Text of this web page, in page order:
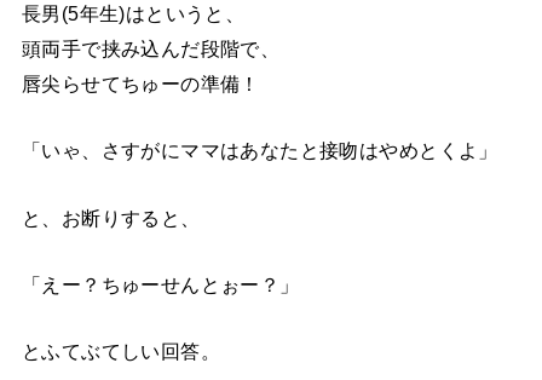
長男(5年生)はというと、
頭両手で挟み込んだ段階で、
唇尖らせてちゅーの準備！
「いゃ、さすがにママはあなたと接吻はやめとくよ」
と、お断りすると、
「えー？ちゅーせんとぉー？」
とふてぶてしい回答。